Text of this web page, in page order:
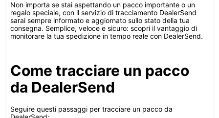
Non importa se stai aspettando un pacco importante o un
regalo speciale, con il servizio di tracciamento DealerSend
sarai sempre informato e aggiornato sullo stato della tua
consegna. Semplice, veloce e sicuro: scopri il vantaggio di
monitorare la tua spedizione in tempo reale con DealerSend.
Come tracciare un pacco
da DealerSend
Seguire questi passaggi per tracciare un pacco da